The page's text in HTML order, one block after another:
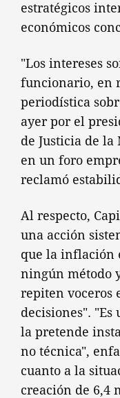
estratégicos
económicos
"Los intereses
funcionario, en
periodística
ayer por el
de Justicia de
en un foro
reclamó
Al respecto,
una acción
que la inflación
ningún método
repiten voceros
decisiones".
la pretende
no técnica",
cuanto a la
creación de 6,4